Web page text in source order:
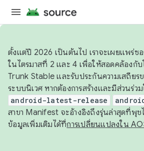
ตั้งแต่ปี 2026 เป็นต้นไป เราจะเผยแพร่ซ
ในไตรมาสที่ 2 และ 4 เพื่อให้สอดคล้องกั
Trunk Stable และรับประกันความเสถีย
ระบบนิเวศ หากต้องการสร้างและมีส่วนร่ว
android-latest-release
สาขา Manifest จะอ้างอิงถึงรุ่นล่าสุดที่พุช
ข้อมูลเพิ่มเติมได้ที่การเปลี่ยนแปลงใน